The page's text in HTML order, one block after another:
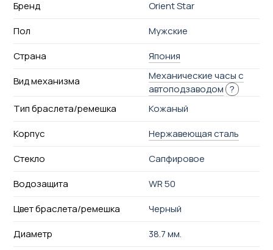
Бренд
Orient Star
Пол
Мужские
Страна
Япония
Вид механизма
Механические часы с
автоподзаводом ?
Тип браслета/ремешка
Кожаный
Корпус
Нержавеющая сталь
Стекло
Сапфировое
Водозащита
WR 50
Цвет браслета/ремешка
Черный
Диаметр
38.7 мм.